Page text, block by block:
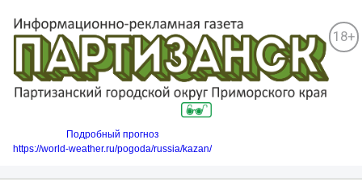
18+
Подробный прогноз
https://world-weather.ru/pogoda/russia/kazan/